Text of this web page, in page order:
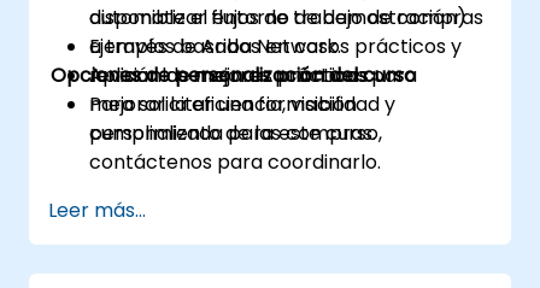
automatizar flujos de trabajo de compras
a través de Ariba Network.
Aplicar las mejores prácticas para
mejorar la eficiencia, visibilidad y
cumplimiento de las compras.
disponible el entorno de demostración)
Ejemplos basados en casos prácticos y
revisión de mejores prácticas
Opciones de personalización del curso
Para solicitar una formación
personalizada para este curso,
contáctenos para coordinarlo.
Leer más...